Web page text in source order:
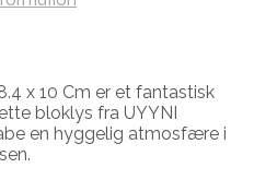
x 10 Cm er et fantastisk
bloklys fra UYYNI
en hyggelig atmosfære i